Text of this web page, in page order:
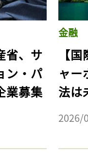
省、サ
ン・パ
業募集
金融
【
ャー
法は
2026/